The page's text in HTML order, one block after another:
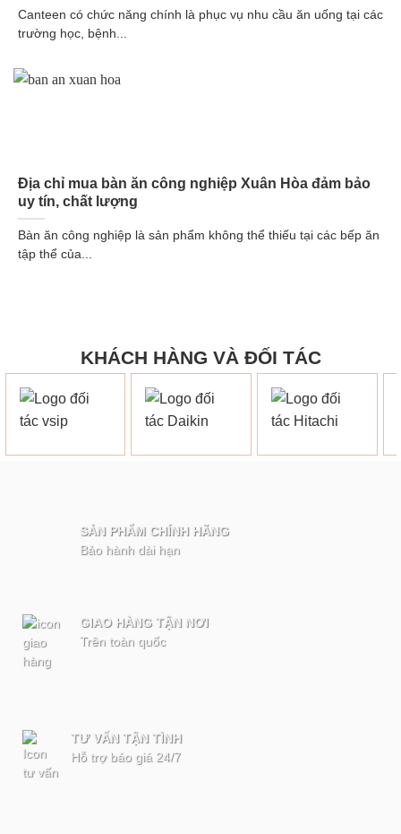
Canteen có chức năng chính là phục vụ nhu cầu ăn uống tại các
trường học, bệnh...
Địa chỉ mua bàn ăn công nghiệp Xuân Hòa đảm bảo
uy tín, chất lượng
Bàn ăn công nghiệp là sản phẩm không thể thiếu tại các bếp ăn
tập thể của...
KHÁCH HÀNG VÀ ĐỐI TÁC
SẢN PHẨM CHÍNH HÃNG
Bảo hành dài hạn
GIAO HÀNG TẬN NƠI
Trên toàn quốc
TƯ VẤN TẬN TÌNH
Hỗ trợ báo giá 24/7